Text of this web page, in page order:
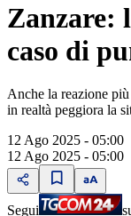
Zanzare:
caso di
Anche la reazione
in realtà peggiora la
12 Ago 2025 - 05:00
12 Ago 2025 - 05:00
Segui